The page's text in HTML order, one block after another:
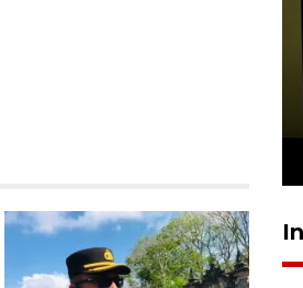
Skuad Garuda